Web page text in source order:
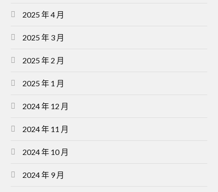
2025 年 4 月
2025 年 3 月
2025 年 2 月
2025 年 1 月
2024 年 12 月
2024 年 11 月
2024 年 10 月
2024 年 9 月